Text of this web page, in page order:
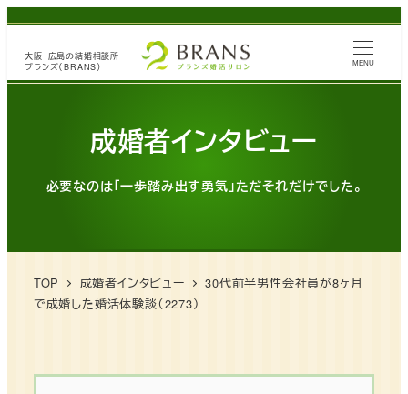
メ
移
大阪・広島の結婚相談所
ブランズ（BRANS）
MENU
成婚者インタビュー
必要なのは「一歩踏み出す勇気」ただそれだけでした。
TOP 成婚者インタビュー
30代前半男性会社員が8ヶ月
で成婚した婚活体験談（2273）